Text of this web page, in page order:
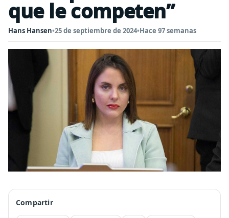
que le competen”
Hans Hansen•25 de septiembre de 2024•Hace 97 semanas
Compartir